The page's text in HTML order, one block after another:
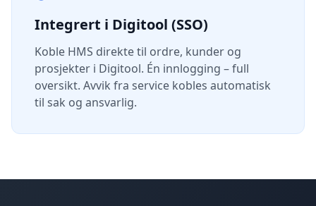
Integrert i Digitool (SSO)
Koble HMS direkte til ordre, kunder og
prosjekter i Digitool. Én innlogging – full
oversikt. Avvik fra service kobles automatisk
til sak og ansvarlig.